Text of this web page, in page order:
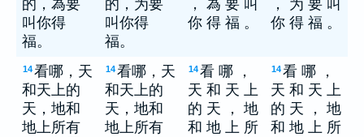
的，為要
叫你得
福。
的，为要
叫你得
福。
， 為 要 叫
你 得 福 。
， 为 要 叫
你 得 福 。
14看哪，天
和天上的
天，地和
地上所有
14看哪，天
和天上的
天，地和
地上所有
14看 哪 ，
天 和 天 上
的 天 ， 地
和 地 上 所
14看 哪 ，
天 和 天 上
的 天 ， 地
和 地 上 所